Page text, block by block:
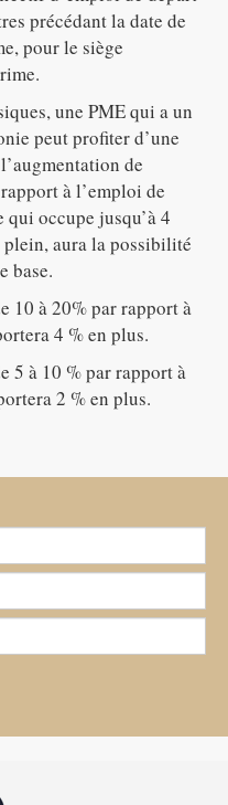
précédant la date de
pour le siège
une PME qui a un
peut profiter d’une
de
à l’emploi de
occupe jusqu’à 4
aura la possibilité
base.
10 à 20% par rapport à
4 % en plus.
5 à 10 % par rapport à
2 % en plus.